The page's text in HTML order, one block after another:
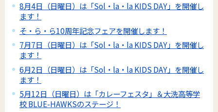
8月4日（日曜日）は「Sol・la・la KIDS DAY」を開催し
ます！
そ・ら・ら10周年記念フェアを開催します！
7月7日（日曜日）は「Sol・la・la KIDS DAY」を開催し
ます！
6月2日（日曜日）は「Sol・la・la KIDS DAY」を開催し
ます！
5月12日（日曜日）は「カレーフェスタ」＆大洗高等学
校 BLUE-HAWKSのステージ！